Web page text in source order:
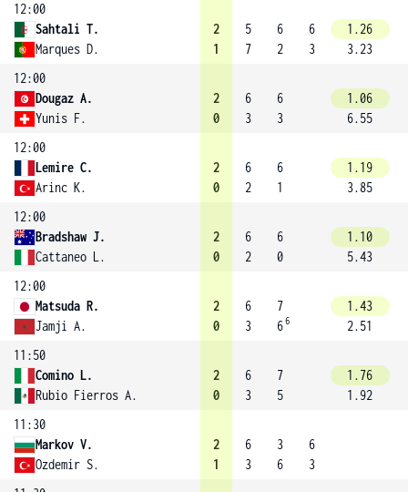
12:00
Sahtali T.
Marques D.
2
1
5
7
6
2
6
3
1.26
3.23
12:00
Dougaz A.
Yunis F.
2
0
6
3
6
3
1.06
6.55
12:00
Lemire C.
Arinc K.
2
0
6
2
6
1
1.19
3.85
12:00
Bradshaw J.
Cattaneo L.
2
0
6
2
6
0
1.10
5.43
12:00
Matsuda R.
Jamji A.
2
0
6
3
7
66
1.43
2.51
11:50
Comino L.
Rubio Fierros A.
2
0
6
3
7
5
1.76
1.92
11:30
Markov V.
Ozdemir S.
2
1
6
3
3
6
6
3